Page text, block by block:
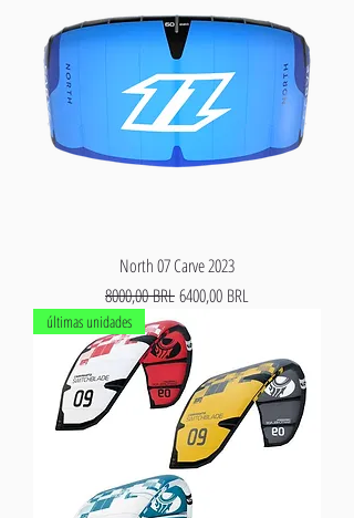
North 07 Carve 2023
Precio
8000,00 BRLPrecio de oferta
6400,00 BRL
últimas unidades